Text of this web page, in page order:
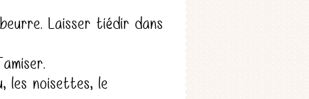
Laisser tiédir dans
les noisettes, le